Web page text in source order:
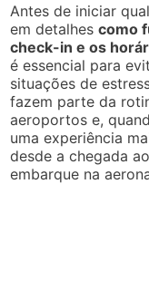
Antes de iniciar
em detalhescomo
check-in e os
é essencial para
situações de
fazem parte da
aeroportos e,
uma experiência
desde a chegada
embarque na